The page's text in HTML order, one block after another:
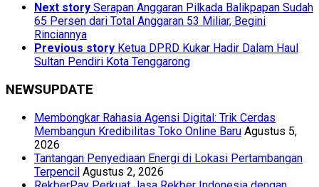
Next story Serapan Anggaran Pilkada Balikpapan Sudah
65 Persen dari Total Anggaran 53 Miliar, Begini
Rinciannya
Previous story Ketua DPRD Kukar Hadir Dalam Haul
Sultan Pendiri Kota Tenggarong
NEWSUPDATE
Membongkar Rahasia Agensi Digital: Trik Cerdas
Membangun Kredibilitas Toko Online Baru Agustus 5,
2026
Tantangan Penyediaan Energi di Lokasi Pertambangan
Terpencil Agustus 2, 2026